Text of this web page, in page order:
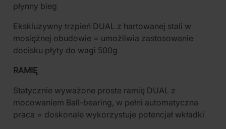
płynny bieg
Ekskluzywny trzpień DUAL z hartowanej stali w
mosiężnej obudowie = umożliwia zastosowanie
docisku płyty do wagi 500g
RAMIĘ
Statycznie wyważone proste ramię DUAL z
mocowaniem Ball-bearing, w pełni automatyczna
praca = doskonale wykorzystuje potencjał wkładki